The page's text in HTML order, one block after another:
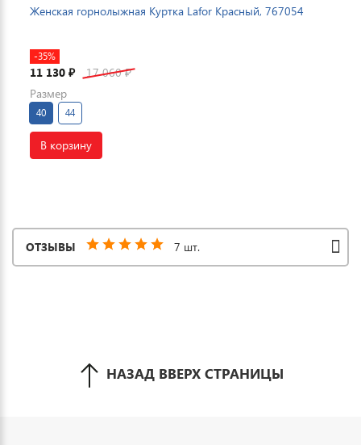
Женская горнолыжная Куртка Lafor Красный, 767054
-35%
11 130 ₽ 17 060₽
Размер
40 44
В корзину
ОТЗЫВЫ 7 шт.
НАЗАД ВВЕРХ СТРАНИЦЫ